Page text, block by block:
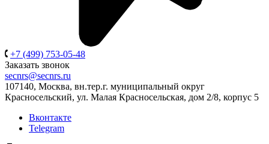
+7 (499) 753-05-48
Заказать звонок
secnrs@secnrs.ru
107140, Москва, вн.тер.г. муниципальный округ
Красносельский, ул. Малая Красносельская, дом 2/8, корпус 5
Вконтакте
Telegram